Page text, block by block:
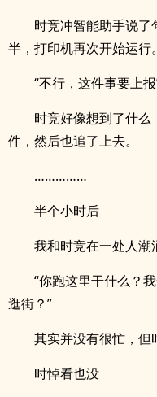
时竞冲智能助手说
半，打印机再次开始运行。
“不行，这件事要上
时竞好像想到了什
件，然后也追了上去。
……………
半个小时后
我和时竞在一处人潮
“你跑这里干什么？
逛街？”
其实并没有很忙，但
时悼看也没